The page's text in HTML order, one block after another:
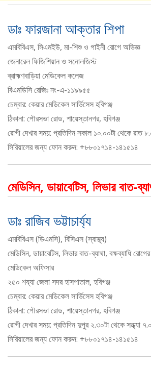
ডাঃ ফারজানা আক্তার শিপা
এমবিবিএস, সিএমইউ, মা-শিশু ও গাইনী রোগে অভিজ্ঞ
জেনারেল ফিজিশিয়ান ও সনোলজিস্ট
ব্রাহ্মণবাড়িয়া মেডিকেল কলেজ
বিএমডিসি রেজিঃ নং-এ-১১৯৯৫৫
চেম্বার: কেয়ার মেডিকেল সার্ভিসেস হবিগঞ্জ
ঠিকানা: পৌরসভা রোড, শায়েস্তানগর, হবিগঞ্জ
রোগী দেখার সময়: প্রতিদিন সকাল ১০.০০টা থেকে রাত
সিরিয়ালের জন্য ফোন করুন: +৮৮০১৭১৪-১৪১৫১৪
মেডিসিন, ডায়াবেটিস, লিভার বাত-
ডাঃ রাজিব ভট্টাচার্য্য
এমবিবিএস (ডিএমসি), বিসিএস (স্বাস্থ্য)
মেডিসিন, ডায়াবেটিস, লিভার বাত-ব্যাথা, বক্ষব্যাধি
মেডিকেল অফিসার
২৫০ শয্যা জেলা সদর হাসপাতাল, হবিগঞ্জ
চেম্বার: কেয়ার মেডিকেল সার্ভিসেস হবিগঞ্জ
ঠিকানা: পৌরসভা রোড, শায়েস্তানগর, হবিগঞ্জ
রোগী দেখার সময়: প্রতিদিন দুপুর ২.৩০টা থেকে সন্ধ্যা
সিরিয়ালের জন্য ফোন করুন: +৮৮০১৭১৪-১৪১৫১৪